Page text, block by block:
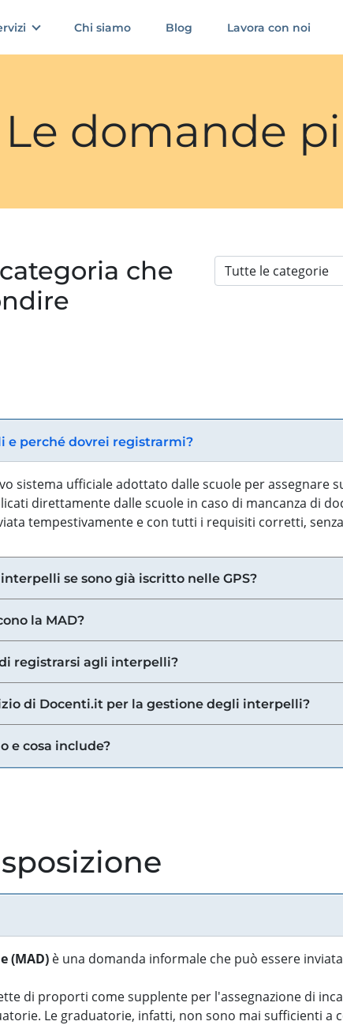
Chi siamo Blog Lavora con noi
Le domande
che
e perché dovrei registrarmi?
sistema ufficiale adottato dalle scuole per assegnare
direttamente dalle scuole in caso di mancanza di
tempestivamente e con tutti i requisiti corretti,
se sono già iscritto nelle GPS?
la MAD?
registrarsi agli interpelli?
di Docenti.it per la gestione degli interpelli?
e cosa include?
(MAD) è una domanda informale che può essere
di proporti come supplente per l'assegnazione di
Le graduatorie, infatti, non sono mai sufficienti a